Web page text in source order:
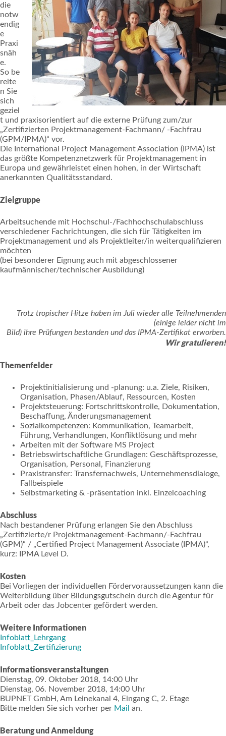
die
notw
endig
e
Praxi
snäh
e.
So be
reite
n Sie
sich
geziel
t und praxisorientiert auf die externe Prüfung zum/zur
„Zertifizierten Projektmanagement-Fachmann/ -Fachfrau
(GPM/IPMA)“ vor.
Die International Project Management Association (IPMA) ist
das größte Kompetenznetzwerk für Projektmanagement in
Europa und gewährleistet einen hohen, in der Wirtschaft
anerkannten Qualitätsstandard.
Zielgruppe
Arbeitsuchende mit Hochschul-/Fachhochschulabschluss
verschiedener Fachrichtungen, die sich für Tätig­keiten im
Projektmanage­ment und als Projektleiter/in weiterqualifizieren
möchten
(bei besonderer Eignung auch mit abgeschlossener
kaufmännischer/technischer Ausbildung)
Trotz tropischer Hitze haben im Juli wieder alle Teilnehmenden
(einige leider nicht im
Bild) ihre Prüfungen bestanden und das IPMA-Zertifikat erworben.
Wir gratulieren!
Themenfelder
Projektinitialisierung und -planung: u.a. Ziele, Risiken,
Organisation, Phasen/Ablauf, Ressourcen, Kosten
Projektsteuerung: Fortschrittskontrolle, Dokumentation,
Beschaffung, Änderungsmanagement
Sozialkompetenzen: Kommunikation, Teamarbeit,
Führung, Verhandlungen, Konfliktlösung und mehr
Arbeiten mit der Software MS Project
Betriebswirtschaftliche Grundlagen: Geschäftsprozesse,
Organisation, Personal, Finanzierung
Praxistransfer: Transfernachweis, Unternehmensdialoge,
Fallbeispiele
Selbstmarketing & -präsentation inkl. Einzelcoaching
Abschluss
Nach bestandener Prüfung erlangen Sie den Abschluss
„Zertifizierte/r Projektmanagement-Fachmann/-Fachfrau
(GPM)“ / „Certified Project Management Associate (IPMA)“,
kurz: IPMA Level D.
Kosten
Bei Vorliegen der individuellen Fördervoraussetzungen kann die
Weiterbildung über Bildungsgutschein durch die Agentur für
Arbeit oder das Jobcenter gefördert werden.
Weitere Informationen
Infoblatt_Lehrgang
Infoblatt_Zertifizierung
Informationsveranstaltungen
Dienstag, 09. Oktober 2018, 14:00 Uhr
Dienstag, 06. November 2018, 14:00 Uhr
BUPNET GmbH, Am Leinekanal 4, Eingang C, 2. Etage
Bitte melden Sie sich vorher per Mail an.
Beratung und Anmeldung